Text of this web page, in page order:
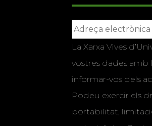
La Xarxa Vives
vostres dades amb
informar-vos dels
Podeu exercir els
portabilitat,